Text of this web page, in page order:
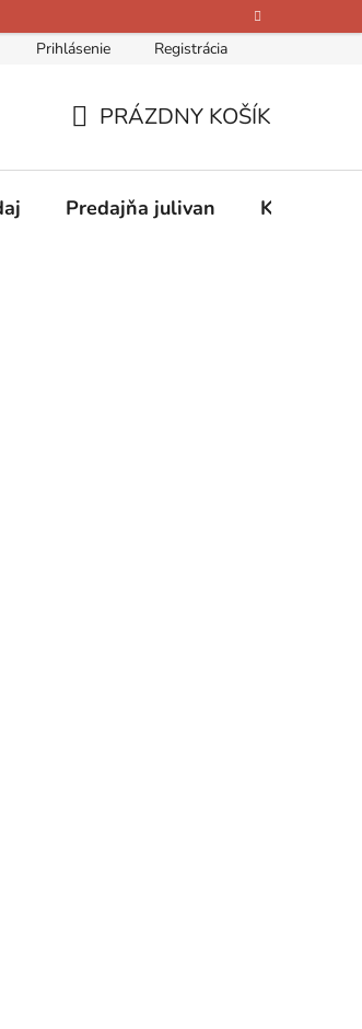
Kontakty O nás Hodnotenie obchodu
Prihlásenie Registrácia
KOŠÍK
PRÁZDNY KOŠÍK
Predajňa julivan Kontakty